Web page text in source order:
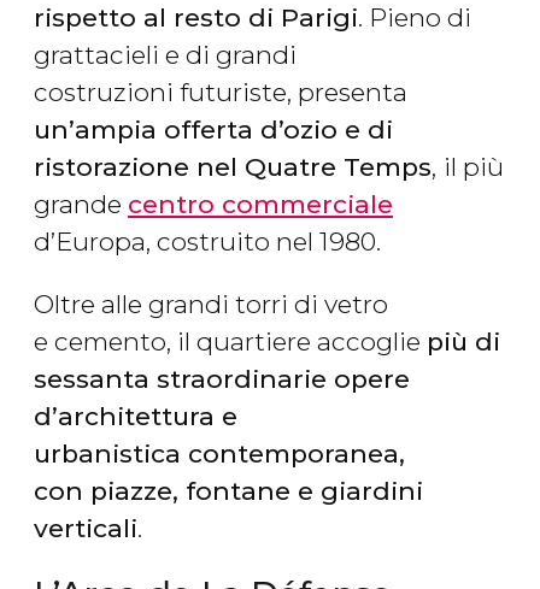
rispetto al resto di Parigi. Pieno di
grattacieli e di grandi
costruzioni futuriste, presenta
un’ampia offerta d’ozio e di
ristorazione nel Quatre Temps, il più
grande centro commerciale
d’Europa, costruito nel 1980.
Oltre alle grandi torri di vetro
e cemento, il quartiere accoglie più di
sessanta straordinarie opere
d’architettura e
urbanistica contemporanea,
con piazze, fontane e giardini
verticali.